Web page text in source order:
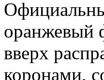
оранжевый
вверх
коронами,